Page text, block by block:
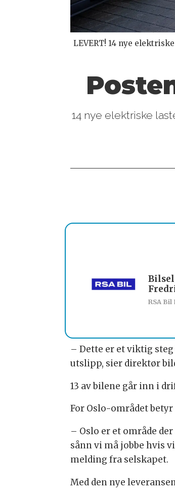
LEVERT! 14 nye
14 nye elektriske
RSA
– Dette er et viktig
utslipp, sier direktør
13 av bilene går inn i
For Oslo-området
– Oslo er et område
sånn vi må jobbe hvis
melding fra selskapet.
Med den nye